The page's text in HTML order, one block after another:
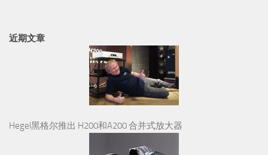
近期文章
Hegel黑格尔推出 H200和A200 合并式放大器